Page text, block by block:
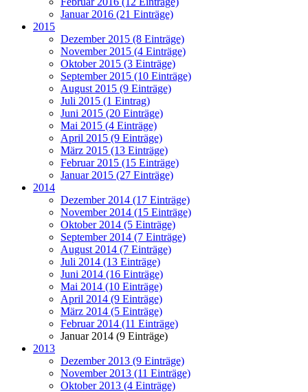
Januar 2016 (21 Einträge)
2015
Dezember 2015 (8 Einträge)
November 2015 (4 Einträge)
Oktober 2015 (3 Einträge)
September 2015 (10 Einträge)
August 2015 (9 Einträge)
Juli 2015 (1 Eintrag)
Juni 2015 (20 Einträge)
Mai 2015 (4 Einträge)
April 2015 (9 Einträge)
März 2015 (13 Einträge)
Februar 2015 (15 Einträge)
Januar 2015 (27 Einträge)
2014
Dezember 2014 (17 Einträge)
November 2014 (15 Einträge)
Oktober 2014 (5 Einträge)
September 2014 (7 Einträge)
August 2014 (7 Einträge)
Juli 2014 (13 Einträge)
Juni 2014 (16 Einträge)
Mai 2014 (10 Einträge)
April 2014 (9 Einträge)
März 2014 (5 Einträge)
Februar 2014 (11 Einträge)
Januar 2014 (9 Einträge)
2013
Dezember 2013 (9 Einträge)
November 2013 (11 Einträge)
Oktober 2013 (4 Einträge)